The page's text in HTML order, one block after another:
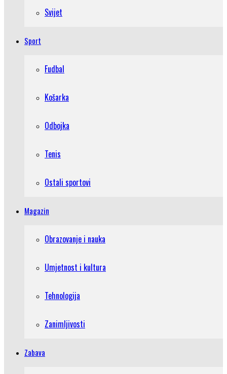
Svijet
Sport
Fudbal
Košarka
Odbojka
Tenis
Ostali sportovi
Magazin
Obrazovanje i nauka
Umjetnost i kultura
Tehnologija
Zanimljivosti
Zabava